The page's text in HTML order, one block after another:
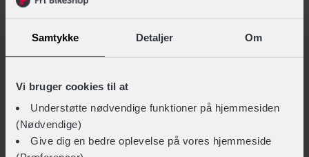
Samtykke Detaljer Om
Vi bruger cookies til at
Understøtte nødvendige funktioner på hjemmesiden
(Nødvendige)
Give dig en bedre oplevelse på vores hjemmeside
+ 999,-
SCOTT MTB Comp BOA Lady cykelsko